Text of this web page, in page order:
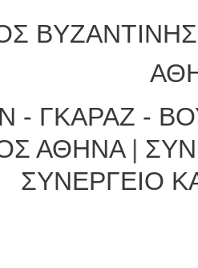
- ΓΚΑΡΑΖ -
ΑΘΗΝΑ|
ΣΥΝΕΡΓΕΙΟ